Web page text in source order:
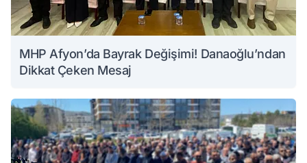
MHP Afyon’da Bayrak Değişimi! Danaoğlu’ndan
Dikkat Çeken Mesaj